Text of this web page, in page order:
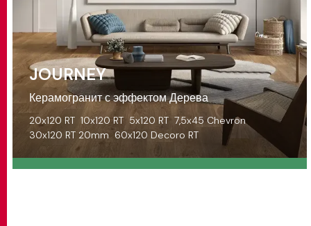
JOURNEY
Керамогранит с эффектом Дерева
20x120 RT 10x120 RT 5x120 RT 7,5x45 Chevron
30x120 RT 20mm 60x120 Decoro RT